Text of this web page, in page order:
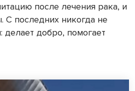
после лечения рака, и
С последних никогда не
делает добро, помогает